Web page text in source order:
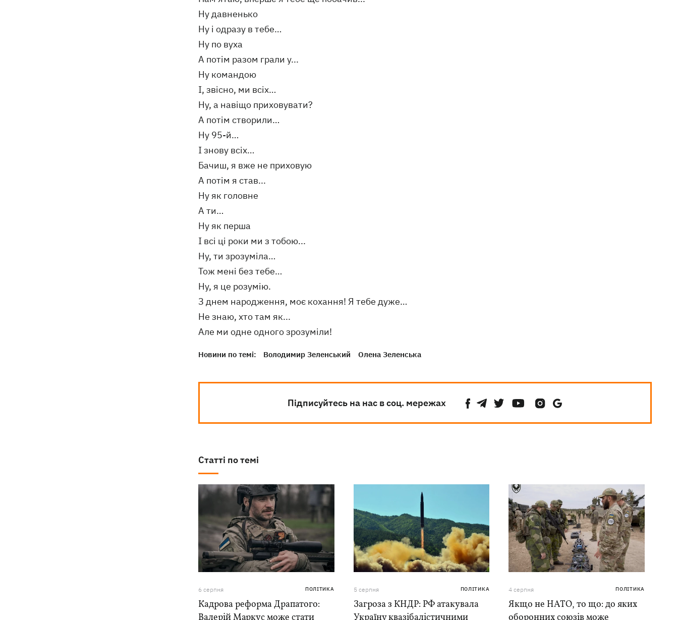
Ну давненько
Ну і одразу в тебе…
Ну по вуха
А потім разом грали у...
Ну командою
І, звісно, ​​ми всіх…
Ну, а навіщо приховувати?
А потім створили…
Ну 95-й…
І знову всіх…
Бачиш, я вже не приховую
А потім я став...
Ну як головне
А ти…
Ну як перша
І всі ці роки ми з тобою...
Ну, ти зрозуміла…
Тож мені без тебе…
Ну, я це розумію.
З днем ​​народження, моє кохання! Я тебе дуже…
Не знаю, хто там як...
Але ми одне одного зрозуміли!
Новини по темі: Володимир Зеленський Олена Зеленська
Підписуйтесь на нас в соц. мережах
Статті по темі
6 серпня ПОЛІТИКА
Кадрова реформа Драпатого:
5 серпня ПОЛІТИКА
Загроза з КНДР: РФ атакувала
4 серпня ПОЛІТИКА
Якщо не НАТО, то що: до яких